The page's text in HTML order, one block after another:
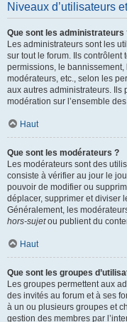
Niveaux d’utilisateurs
Que sont les administrateurs
Les administrateurs sont les
sur tout le forum. Ils contrôlent
permissions, le bannissement,
modérateurs, etc., selon les
aux autres administrateurs. Ils
modération sur l’ensemble
Haut
Que sont les modérateurs ?
Les modérateurs sont des
consiste à vérifier au jour le
pouvoir de modifier ou
déplacer, supprimer et diviser
Généralement, les
hors-sujetou publient du
Haut
Que sont les groupes
Les groupes permettent aux
des invités au forum et à ses
à un ou plusieurs groupes et
gestion des membres par